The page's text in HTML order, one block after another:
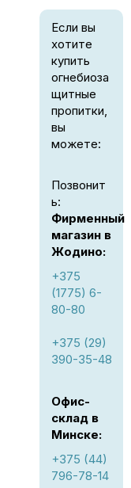
Если вы
хотите
купить
огнебиоза
щитные
пропитки,
вы
можете:
Позвонит
ь:
Фирменный
магазин в
Жодино:
+375
(1775) 6-
80-80
+375 (29)
390-35-48
Офис-
склад в
Минске:
+375 (44)
796-78-14